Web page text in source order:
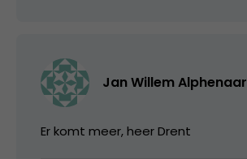
Jan Willem Alphenaar
Er komt meer, heer Drent